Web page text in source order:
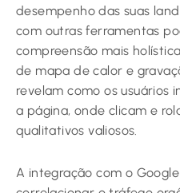
desempenho das suas
com outras ferramentas
compreensão mais
de mapa de calor e
revelam como os usuários
a página, onde clicam e
qualitativos valiosos.
A integração com o